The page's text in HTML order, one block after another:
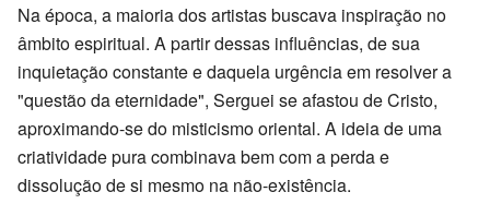
Na época, a maioria dos artistas buscava inspiração no
âmbito espiritual. A partir dessas influências, de sua
inquietação constante e daquela urgência em resolver a
"questão da eternidade", Serguei se afastou de Cristo,
aproximando-se do misticismo oriental. A ideia de uma
criatividade pura combinava bem com a perda e
dissolução de si mesmo na não-existência.